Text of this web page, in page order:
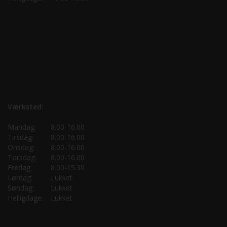
Værksted:
Mandag:
8.00-16.00
Tirsdag:
8.00-16.00
Onsdag:
8.00-16.00
Torsdag:
8.00-16.00
Fredag:
8.00-15.30
Lørdag:
Lukket
Søndag:
Lukket
Helligdage:
Lukket